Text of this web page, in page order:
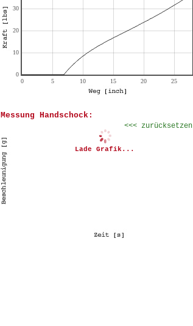
Messung Handschock:
<<< zurücksetzen
Lade Grafik...